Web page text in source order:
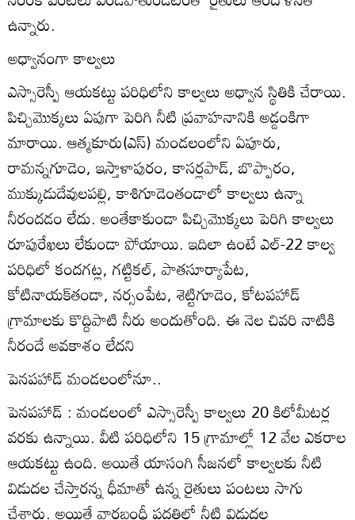
ఉన్నారు.
అధ్వానంగా కాల్వలు
ఎస్సారెస్పీ ఆయకట్టు పరిధిలోని కాల్వలు అధ్వాన స్థితికి చేరాయి.
పిచ్చిమొక్కలు ఏపుగా పెరిగి నీటి ప్రవాహనానికి అడ్డంకిగా
మారాయి. ఆత్మకూరు(ఎస్‌) మండలంలోని ఏపూరు,
రామన్నగూడెం, ఇస్తాళాపురం, కాసర్లపాడ్‌, బొప్పారం,
ముక్కుడుదేవులపల్లి, కాశిగూడెంతండాలో కాల్వలు ఉన్నా
నీరందడం లేదు. అంతేకాకుండా పిచ్చిమొక్కలు పెరిగి కాల్వలు
రూపురేఖలు లేకుండా పోయాయి. ఇదిలా ఉంటే ఎల్‌-22 కాల్వ
పరిధిలో కందగట్ల, గట్టికల్‌, పాతసూర్యాపేట,
కోటినాయక్‌తండా, నర్సంపేట, శెట్టిగూడెం, కోటపహాడ్‌
గ్రామాలకు కొద్దిపాటి నీరు అందుతోంది. ఈ నెల చివరి నాటికి
నీరందే అవకాశం లేదని
పెనపహాడ్‌ మండలంలోనూ..
పెనపహాడ్‌ : మండలంలో ఎస్సారెస్పీ కాల్వలు 20 కిలోమీటర్ల
వరకు ఉన్నాయి. వీటి పరిధిలోని 15 గ్రామాల్లో 12 వేల ఎకరాల
ఆయకట్టు ఉంది. అయితే యాసంగి సీజనలో కాల్వలకు నీటి
విడుదల చేస్తారన్న ధీమాతో ఉన్న రైతులు పంటలు సాగు
చేశారు. అయితే వారబంధీ పద్ధతిలో నీటి విడుదల